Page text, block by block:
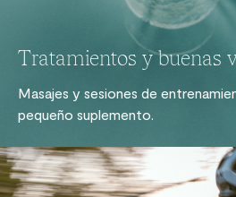
Tratamientos y buenas
Masajes y sesiones de
pequeño suplemento.